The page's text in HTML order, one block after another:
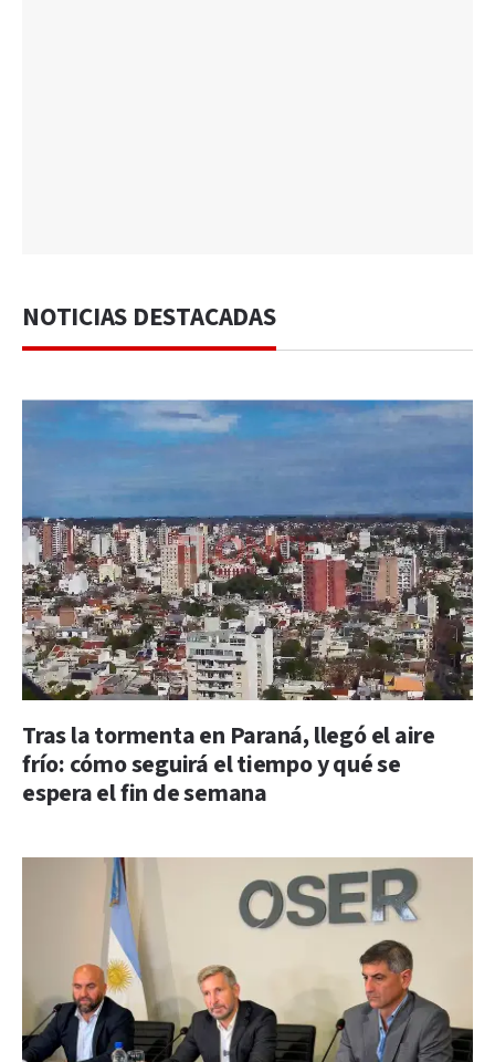
NOTICIAS DESTACADAS
Tras la tormenta en Paraná, llegó el aire
frío: cómo seguirá el tiempo y qué se
espera el fin de semana